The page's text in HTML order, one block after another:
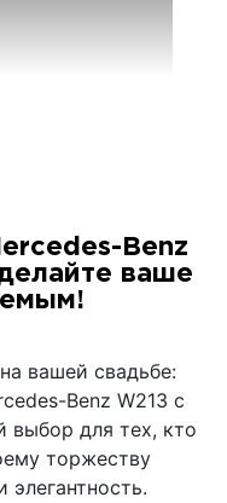
Benz
ваше
вашей свадьбе:
Benz W213 с
выбор для тех, кто
торжеству